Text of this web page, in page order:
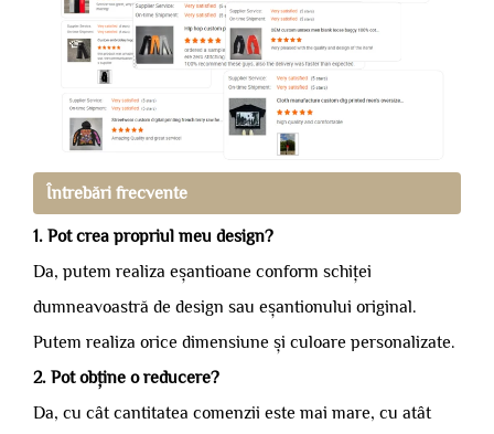
Întrebări frecvente
1. Pot crea propriul meu design?
Da, putem realiza eșantioane conform schiței
dumneavoastră de design sau eșantionului original.
Putem realiza orice dimensiune și culoare personalizate.
2. Pot obține o reducere?
Da, cu cât cantitatea comenzii este mai mare, cu atât